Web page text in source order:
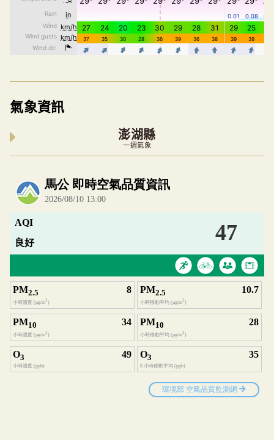
氣象資訊
澎湖縣
一週氣象
內嵌空氣品質小工具為視覺預覽，完整即時空